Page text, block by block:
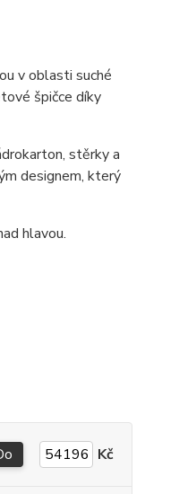
v oblasti suché
špičce díky
stěrky a
designem, který
hlavou.
Kč